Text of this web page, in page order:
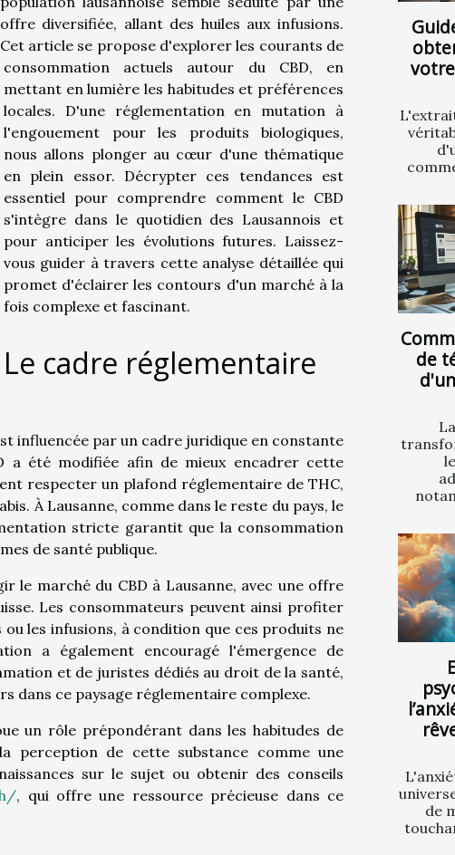
offre diversifiée, allant des huiles aux infusions.
Cet article se propose d'explorer les courants de
consommation actuels autour du CBD, en
mettant en lumière les habitudes et préférences
locales. D'une réglementation en mutation à
l'engouement pour les produits biologiques,
nous allons plonger au cœur d'une thématique
en plein essor. Décrypter ces tendances est
essentiel pour comprendre comment le CBD
s'intègre dans le quotidien des Lausannois et
pour anticiper les évolutions futures. Laissez-
vous guider à travers cette analyse détaillée qui
promet d'éclairer les contours d'un marché à la
fois complexe et fascinant.
Le cadre réglementaire
influencée par un cadre juridique en constante
a été modifiée afin de mieux encadrer cette
respecter un plafond réglementaire de THC,
À Lausanne, comme dans le reste du pays, le
stricte garantit que la consommation
de santé publique.
le marché du CBD à Lausanne, avec une offre
Les consommateurs peuvent ainsi profiter
les infusions, à condition que ces produits ne
a également encouragé l'émergence de
et de juristes dédiés au droit de la santé,
dans ce paysage réglementaire complexe.
un rôle prépondérant dans les habitudes de
perception de cette substance comme une
sur le sujet ou obtenir des conseils
, qui offre une ressource précieuse dans ce
de
de